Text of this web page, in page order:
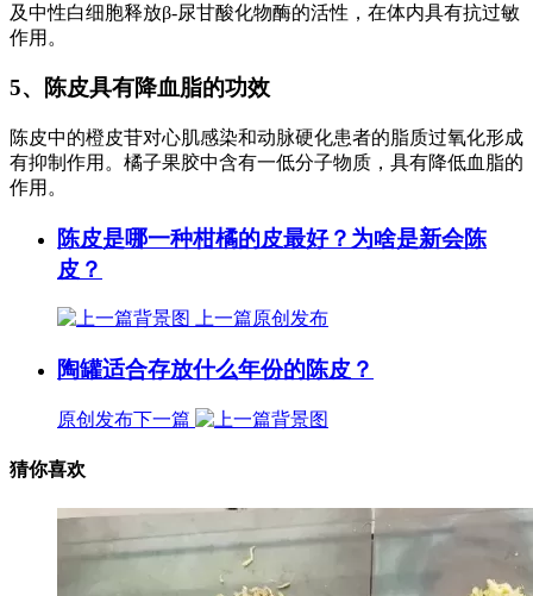
及中性白细胞释放β-尿甘酸化物酶的活性，在体内具有抗过敏
作用。
5、陈皮具有降血脂的功效
陈皮中的橙皮苷对心肌感染和动脉硬化患者的脂质过氧化形成
有抑制作用。橘子果胶中含有一低分子物质，具有降低血脂的
作用。
陈皮是哪一种柑橘的皮最好？为啥是新会陈
皮？
上一篇原创发布
陶罐适合存放什么年份的陈皮？
原创发布下一篇
猜你喜欢